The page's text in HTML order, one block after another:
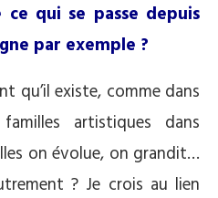
qui se passe depuis
par exemple ?
qu’il existe, comme dans
artistiques dans
on évolue, on grandit…
? Je crois au lien